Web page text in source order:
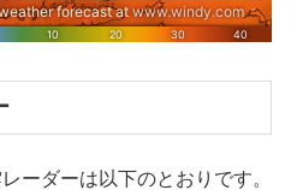
ーダーは以下のとおりです。